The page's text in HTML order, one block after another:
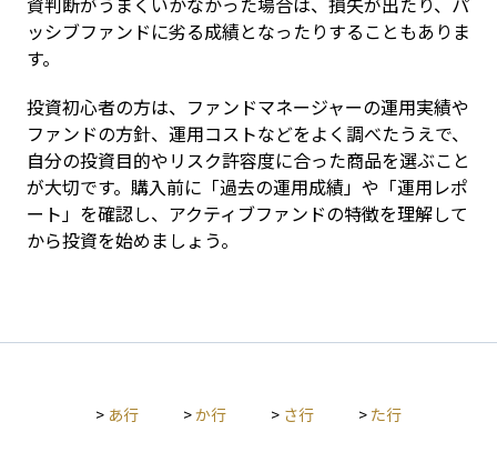
ッシブファンドに劣る成績となったりすることもありま
す。
投資初心者の方は、ファンドマネージャーの運用実績や
ファンドの方針、運用コストなどをよく調べたうえで、
自分の投資目的やリスク許容度に合った商品を選ぶこと
が大切です。購入前に「過去の運用成績」や「運用レポ
ート」を確認し、アクティブファンドの特徴を理解して
から投資を始めましょう。
> あ行 >か行 > さ行 > た行